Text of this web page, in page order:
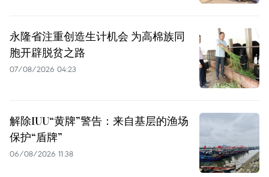
永隆省注重创造生计机会 为高棉族同
胞开辟脱贫之路
07/08/2026 04:23
解除IUU“黄牌”警告：来自基层的渔场
保护“盾牌”
06/08/2026 11:38